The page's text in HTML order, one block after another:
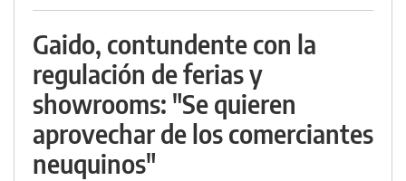
Gaido, contundente con la
regulación de ferias y
showrooms: "Se quieren
aprovechar de los comerciantes
neuquinos"